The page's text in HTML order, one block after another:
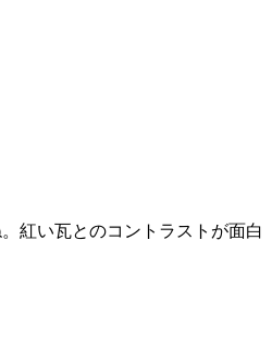
紅い瓦とのコントラストが面白